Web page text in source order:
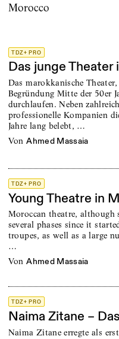
Morocco
TDZ+ PRO
Das junge Theater
Das marokkanische
Begründung Mitte der 50er
durchlaufen. Neben
professionelle Kompanien
Jahre lang belebt, …
von Ahmed Massaia
TDZ+ PRO
Young Theatre in
Moroccan theatre, although
several phases since it
troupes, as well as a large
…
von Ahmed Massaia
TDZ+ PRO
Naima Zitane –
Naima Zitane erregte als